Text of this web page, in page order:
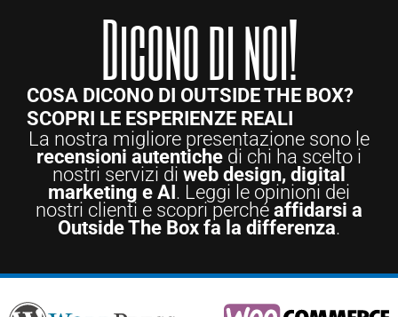
Dicono di noi!
COSA DICONO DI OUTSIDE THE BOX?
SCOPRI LE ESPERIENZE REALI
La nostra migliore presentazione sono le
recensioni autentiche di chi ha scelto i
nostri servizi di web design, digital
marketing e AI. Leggi le opinioni dei
nostri clienti e scopri perché affidarsi a
Outside The Box fa la differenza.